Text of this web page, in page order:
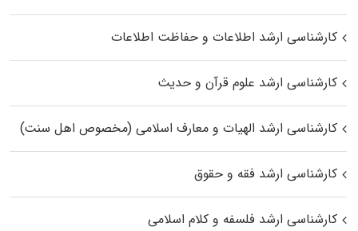
کارشناسی ارشد اطلاعات و حفاظت اطلاعات
کارشناسی ارشد علوم قرآن و حدیث
کارشناسی ارشد الهیات و معارف اسلامی (مخصوص اهل سنت)
کارشناسی ارشد فقه و حقوق
کارشناسی ارشد فلسفه و کلام اسلامی